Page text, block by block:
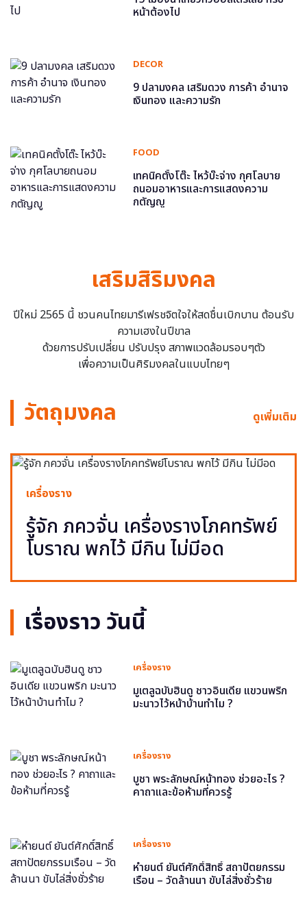
หน้าต้องไป
DECOR
9 ปลามงคล เสริมดวง การค้า อำนาจ
เงินทอง และความรัก
FOOD
เทคนิคตั้งโต๊ะ ไหว้บ๊ะจ่าง กุศโลบาย
ถนอมอาหารและการแสดงความ
กตัญญู
เสริมสิริมงคล
ปีใหม่ 2565 นี้ ชวนคนไทยมารีเฟรชจิตใจให้สดชื่นเบิกบาน ต้อนรับ
ความเฮงในปีขาล
ด้วยการปรับเปลี่ยน ปรับปรุง สภาพแวดล้อมรอบๆตัว
เพื่อความเป็นศิริมงคลในแบบไทยๆ
วัตถุมงคล ดูเพิ่มเติม
เครื่องราง
รู้จัก ภควจั่น เครื่องรางโภคทรัพย์
โบราณ พกไว้ มีกิน ไม่มีอด
เรื่องราว วันนี้
เครื่องราง
มูเตลูฉบับฮินดู ชาวอินเดีย แขวนพริก
มะนาวไว้หน้าบ้านทำไม ?
เครื่องราง
บูชา พระลักษณ์หน้าทอง ช่วยอะไร ?
คาถาและข้อห้ามที่ควรรู้
เครื่องราง
หำยนต์ ยันต์ศักดิ์สิทธิ์ สถาปัตยกรรม
เรือน – วัดล้านนา ขับไล่สิ่งชั่วร้าย